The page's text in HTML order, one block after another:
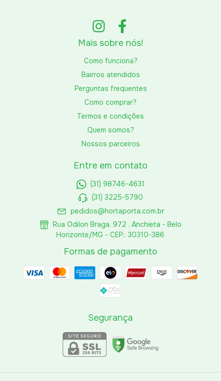
Mais sobre nós!
Como funciona?
Bairros atendidos
Perguntas frequentes
Como comprar?
Termos e condições
Quem somos?
Nossos parceiros
Entre em contato
(31) 98746-4631
(31) 3225-5790
pedidos@hortaporta.com.br
Rua Odilon Braga, 972 . Anchieta - Belo
Horizonte/MG - CEP.: 30310-386
Formas de pagamento
Segurança